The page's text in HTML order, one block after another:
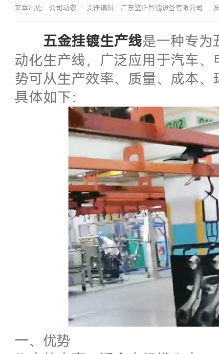
文章出处：公司动态 责任编辑：广东鉴正智能设备有限公司
​五金挂镀生产线是一种专为
动化生产线，广泛应用于汽车
势可从生产效率、质量、成本
具体如下：
一、优势